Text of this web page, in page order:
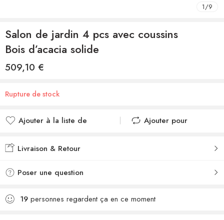
1/9
Salon de jardin 4 pcs avec coussins
Bois d’acacia solide
509,10 €
Rupture de stock
Ajouter à la liste de
Ajouté à la liste de
Ajouter pour
Livraison & Retour
Poser une question
19 personnes regardent ça en ce moment